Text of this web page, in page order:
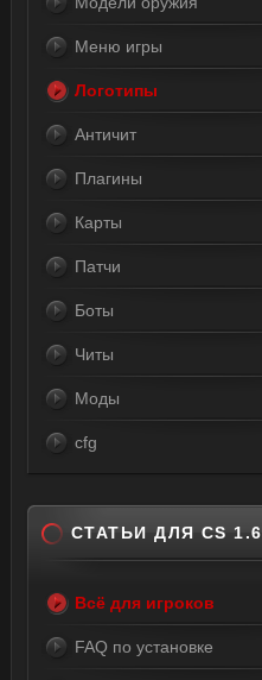
Меню игры
Логотипы
Античит
Плагины
Карты
Патчи
Боты
Читы
Моды
cfg
СТАТЬИ ДЛЯ CS 1.6
Всё для игроков
FAQ по установке